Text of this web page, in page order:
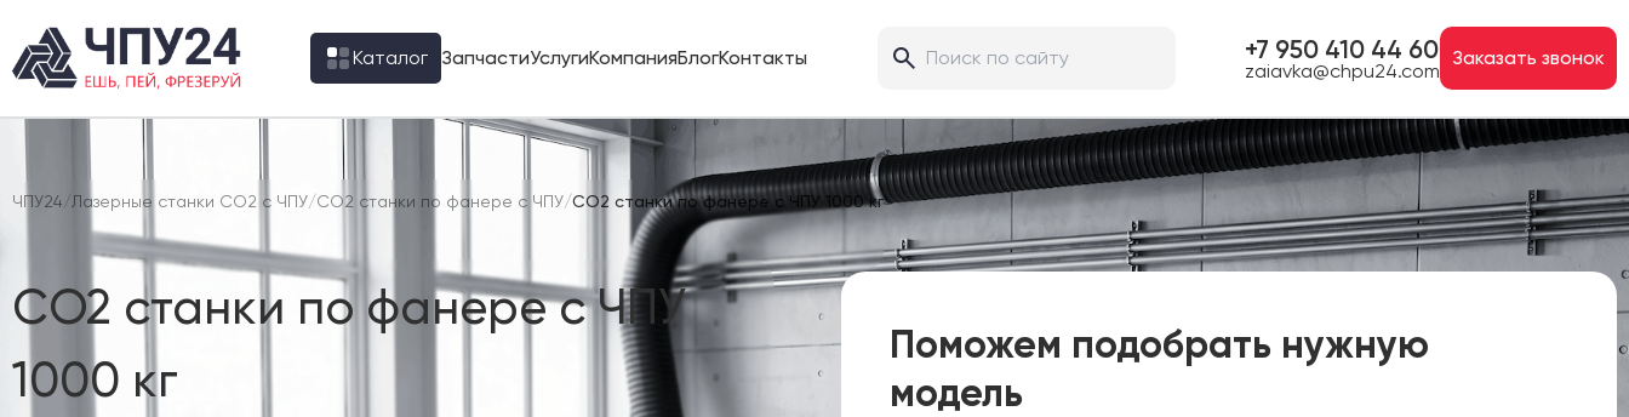
Каталог ЗапчастиУслугиКомпанияБлогКонтакты +7 950 410 44 60
zaiavka@chpu24.com
Заказать звонок
ЧПУ24/Лазерные станки CO2 с ЧПУ/CO2 станки по фанере с ЧПУ/CO2 станки по фанере с ЧПУ 1000 кг
CO2 станки по фанере с ЧПУ
1000 кг
Поможем подобрать нужную
модель